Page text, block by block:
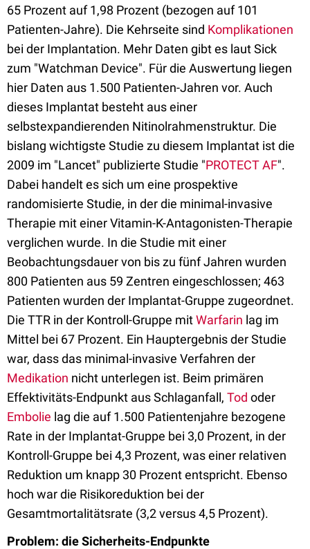
65 Prozent auf 1,98 Prozent (bezogen auf 101
Patienten-Jahre). Die Kehrseite sind Komplikationen
bei der Implantation. Mehr Daten gibt es laut Sick
zum "Watchman Device". Für die Auswertung liegen
hier Daten aus 1.500 Patienten-Jahren vor. Auch
dieses Implantat besteht aus einer
selbstexpandierenden Nitinolrahmenstruktur. Die
bislang wichtigste Studie zu diesem Implantat ist die
2009 im "Lancet" publizierte Studie "PROTECT AF".
Dabei handelt es sich um eine prospektive
randomisierte Studie, in der die minimal-invasive
Therapie mit einer Vitamin-K-Antagonisten-Therapie
verglichen wurde. In die Studie mit einer
Beobachtungsdauer von bis zu fünf Jahren wurden
800 Patienten aus 59 Zentren eingeschlossen; 463
Patienten wurden der Implantat-Gruppe zugeordnet.
Die TTR in der Kontroll-Gruppe mitWarfarin lag im
Mittel bei 67 Prozent. Ein Hauptergebnis der Studie
war, dass das minimal-invasive Verfahren der
Medikation nicht unterlegen ist. Beim primären
Effektivitäts-Endpunkt aus Schlaganfall, Tod oder
Embolie lag die auf 1.500 Patientenjahre bezogene
Rate in der Implantat-Gruppe bei 3,0 Prozent, in der
Kontroll-Gruppe bei 4,3 Prozent, was einer relativen
Reduktion um knapp 30 Prozent entspricht. Ebenso
hoch war die Risikoreduktion bei der
Gesamtmortalitätsrate (3,2 versus 4,5 Prozent).
Problem: die Sicherheits-Endpunkte